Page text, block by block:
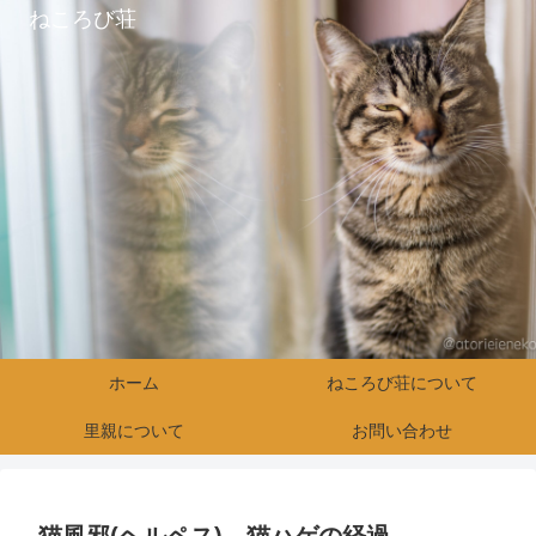
ねころび荘
ホーム ねころび荘について
里親について お問い合わせ